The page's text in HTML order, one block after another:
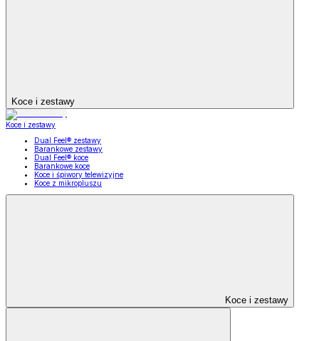
Koce i zestawy
Koce i zestawy
Dual Feel® zestawy
Barankowe zestawy
Dual Feel® koce
Barankowe koce
Koce i śpiwory telewizyjne
Koce z mikropluszu
Koce i zestawy